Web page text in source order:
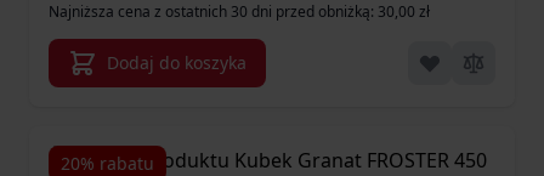
Najniższa cena z ostatnich 30 dni przed obniżką: 30,00 zł
Dodaj do koszyka
20% rabatu